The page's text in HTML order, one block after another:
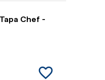
Chef -
favorite_border